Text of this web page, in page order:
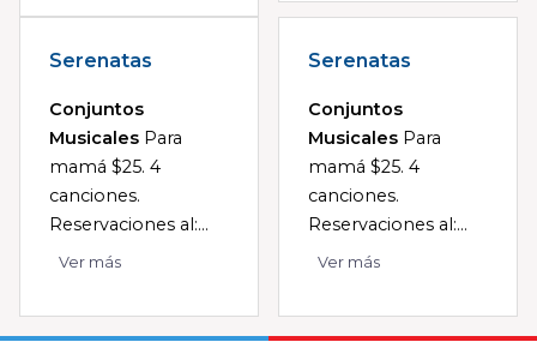
Serenatas
Conjuntos
Musicales Para
mamá $25. 4
canciones.
Reservaciones al:...
Ver más
Serenatas
Conjuntos
Musicales Para
mamá $25. 4
canciones.
Reservaciones al:...
Ver más